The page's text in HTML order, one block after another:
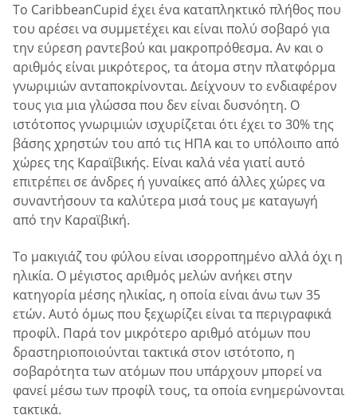
Το CaribbeanCupid έχει ένα καταπληκτικό πλήθος που
του αρέσει να συμμετέχει και είναι πολύ σοβαρό για
την εύρεση ραντεβού και μακροπρόθεσμα. Αν και ο
αριθμός είναι μικρότερος, τα άτομα στην πλατφόρμα
γνωριμιών ανταποκρίνονται. Δείχνουν το ενδιαφέρον
τους για μια γλώσσα που δεν είναι δυσνόητη. Ο
ιστότοπος γνωριμιών ισχυρίζεται ότι έχει το 30% της
βάσης χρηστών του από τις ΗΠΑ και το υπόλοιπο από
χώρες της Καραϊβικής. Είναι καλά νέα γιατί αυτό
επιτρέπει σε άνδρες ή γυναίκες από άλλες χώρες να
συναντήσουν τα καλύτερα μισά τους με καταγωγή
από την Καραϊβική.
Το μακιγιάζ του φύλου είναι ισορροπημένο αλλά όχι η
ηλικία. Ο μέγιστος αριθμός μελών ανήκει στην
κατηγορία μέσης ηλικίας, η οποία είναι άνω των 35
ετών. Αυτό όμως που ξεχωρίζει είναι τα περιγραφικά
προφίλ. Παρά τον μικρότερο αριθμό ατόμων που
δραστηριοποιούνται τακτικά στον ιστότοπο, η
σοβαρότητα των ατόμων που υπάρχουν μπορεί να
φανεί μέσω των προφίλ τους, τα οποία ενημερώνονται
τακτικά.